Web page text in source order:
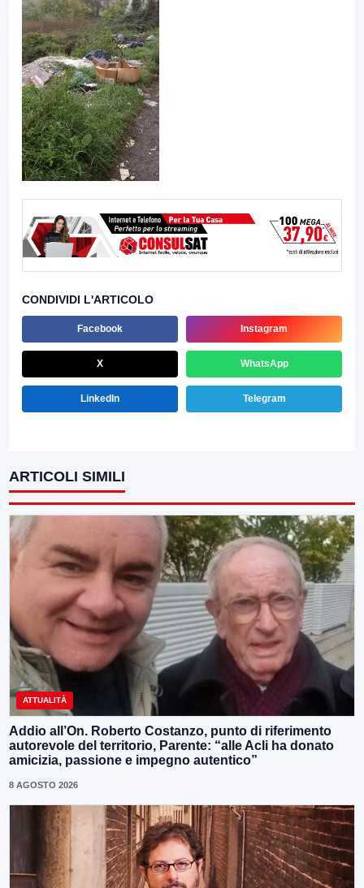
CONDIVIDI L'ARTICOLO
Facebook Instagram
X WhatsApp
LinkedIn Telegram
ARTICOLI SIMILI
ATTUALITÀ
Addio all’On. Roberto Costanzo, punto di riferimento
autorevole del territorio, Parente: “alle Acli ha donato
amicizia, passione e impegno autentico”
8 AGOSTO 2026